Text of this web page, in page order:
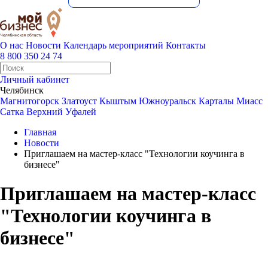
О нас Новости Календарь мероприятий Контакты
8 800 350 24 74
Личный кабинет
Челябинск
Магнитогорск Златоуст Кыштым Южноуральск Карталы Миасс
Сатка Верхний Уфалей
Главная
Новости
Приглашаем на мастер-класс "Технологии коучинга в
бизнесе"
Приглашаем на мастер-класс
"Технологии коучинга в
бизнесе"